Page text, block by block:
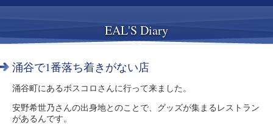
EAL'S Diary
涌谷で1番落ち着きがない店
涌谷町にあるボスコロさんに行って来ました。
安野希世乃さんの出身地とのことで、グッズが集まるレストラン
があるんです。